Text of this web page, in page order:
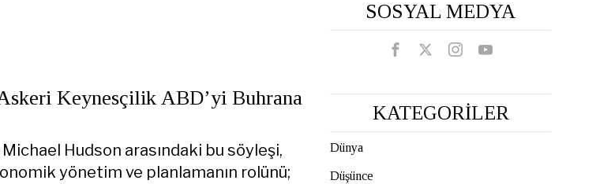
Keynesçilik ABD’yi Buhrana
Hudson arasındaki bu söyleşi,
yönetim ve planlamanın rolünü;
SOSYAL MEDYA
KATEGORİLER
Dünya
Düşünce